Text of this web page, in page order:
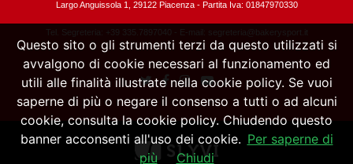
Largo Anguissola 1, 29122 Piacenza - Partita Iva: 01847970330
Tel. Segreteria: +39 335.7897040 - E-mail: segreteria@bakerysport.it
Questo sito o gli strumenti terzi da questo utilizzati si
avvalgono di cookie necessari al funzionamento ed
utili alle finalità illustrate nella cookie policy. Se vuoi
saperne di più o negare il consenso a tutti o ad alcuni
cookie, consulta la cookie policy. Chiudendo questo
banner acconsenti all'uso dei cookie. Per saperne di
più
Chiudi